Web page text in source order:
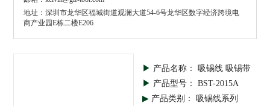
地址：深圳市龙华区福城街道观澜大道54-6号龙华区数字经济跨境电
商产业园E栋二楼E206
▶ 产品名称： 吸锡线 吸锡带
▶ 产品型号： BST-2015A
▶ 产品类别： 吸锡线系列